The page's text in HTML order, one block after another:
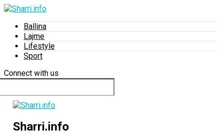
Ballina
Lajme
Lifestyle
Sport
Connect with us
Sharri.info